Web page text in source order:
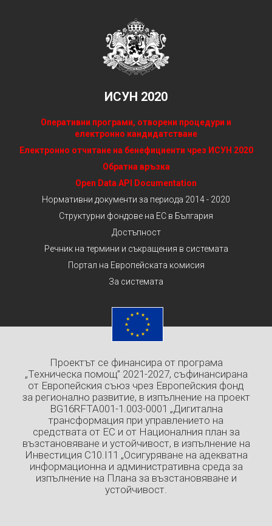
ИСУН 2020
Оперативни програми, отворени процедури и
електронно кандидатстване
Електронно отчитане на бенефициенти чрез ИСУН 2020
Обратна връзка
Open Data API Documentation
Нормативни документи за периода 2014 - 2020
Структурни фондове на ЕС в България
Достъпност
Речник на термини и съкращения в системата
Портал на Европейската комисия
За системата
Проектът се финансира от програма
„Техническа помощ” 2021-2027, съфинансирана
от Европейския съюз чрез Европейския фонд
за регионално развитие, в изпълнение на проект
BG16RFTA001-1.003-0001 „Дигитална
трансформация при управлението на
средствата от ЕС и от Националния план за
възстановяване и устойчивост, в изпълнение на
Инвестиция C10.I11 „Осигуряване на адекватна
информационна и административна среда за
изпълнение на Плана за възстановяване и
устойчивост.